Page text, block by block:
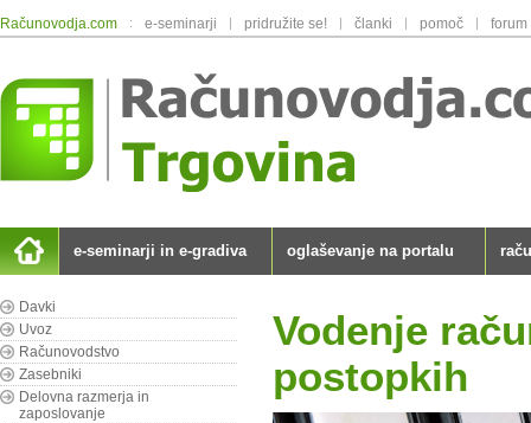
Računovodja.com : e-seminarji | pridružite se! | članki | pomoč | forum
e-seminarji in e-gradiva oglaševanje na portalu
Davki
Uvoz
Računovodstvo
Zasebniki
Delovna razmerja in
zaposlovanje
Vodenje
postopkih